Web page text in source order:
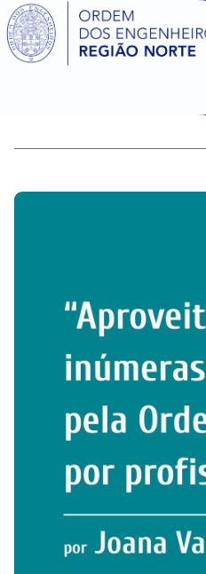
A OERN